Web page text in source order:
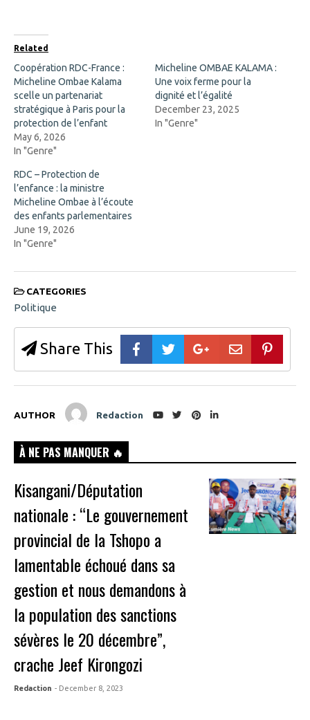
b
o
o
k
(
O
p
e
n
s
i
n
n
e
w
n
d
o
w
)
i
n
n
e
w
w
i
n
Related
Coopération RDC-France :
Micheline Ombae Kalama
scelle un partenariat
stratégique à Paris pour la
protection de l’enfant
May 6, 2026
In "Genre"
Micheline OMBAE KALAMA :
Une voix ferme pour la
dignité et l’égalité
December 23, 2025
In "Genre"
RDC – Protection de
l’enfance : la ministre
Micheline Ombae à l’écoute
des enfants parlementaires
June 19, 2026
In "Genre"
CATEGORIES
Politique
Share This
AUTHOR Redaction
À NE PAS MANQUER 🔥
Kisangani/Députation
nationale : “Le gouvernement
provincial de la Tshopo a
lamentable échoué dans sa
gestion et nous demandons à
la population des sanctions
sévères le 20 décembre”,
crache Jeef Kirongozi
Redaction - December 8, 2023